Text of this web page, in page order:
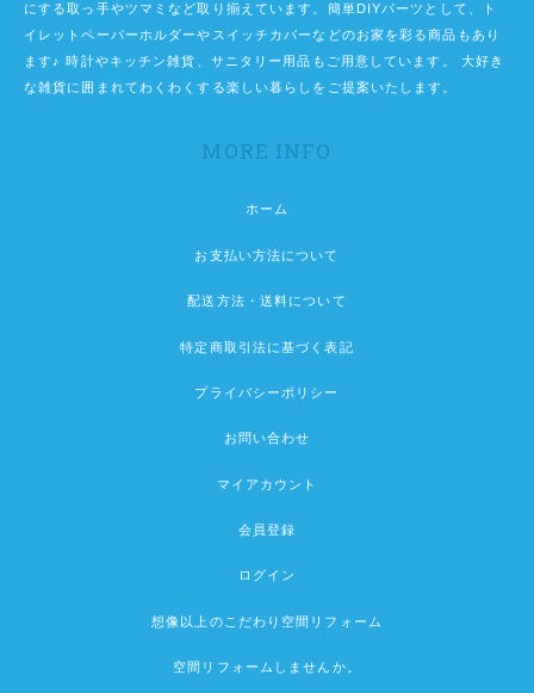
にする取っ手やツマミなど取り揃えています。簡単DIYパーツとして、ト
イレットペーパーホルダーやスイッチカバーなどのお家を彩る商品もあり
ます♪ 時計やキッチン雑貨、サニタリー用品もご用意しています。 大好き
な雑貨に囲まれてわくわくする楽しい暮らしをご提案いたします。
MORE INFO
ホーム
お支払い方法について
配送方法・送料について
特定商取引法に基づく表記
プライバシーポリシー
お問い合わせ
マイアカウント
会員登録
ログイン
想像以上のこだわり空間リフォーム
空間リフォームしませんか。